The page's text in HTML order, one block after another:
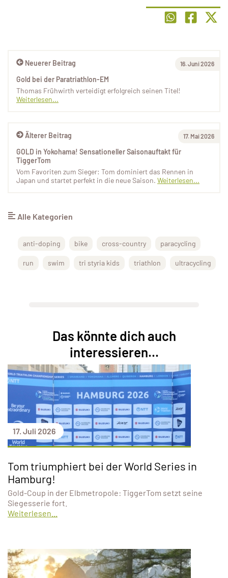
Älterer Beitrag 17. Mai 2026
GOLD in Yokohama! Sensationeller Saisonauftakt für
TiggerTom
Vom Favoriten zum Sieger: Tom dominiert das Rennen in
Japan und startet perfekt in die neue Saison. Weiterlesen...
Neuerer Beitrag 16. Juni 2026
Gold bei der Paratriathlon-EM
Thomas Frühwirth verteidigt erfolgreich seinen Titel!
Weiterlesen...
Alle Kategorien
anti-doping bike cross-country paracycling
run swim tri styria kids triathlon ultracycling
Das könnte dich auch
interessieren...
17. Juli 2026
Tom triumphiert bei der World Series in
Hamburg!
Gold-Coup in der Elbmetropole: TiggerTom setzt seine
Siegesserie fort.
Weiterlesen...